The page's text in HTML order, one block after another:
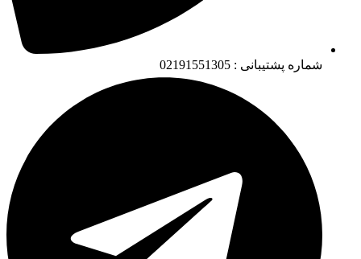
شماره پشتیبانی : 02191551305